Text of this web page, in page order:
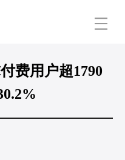
费用户超1790